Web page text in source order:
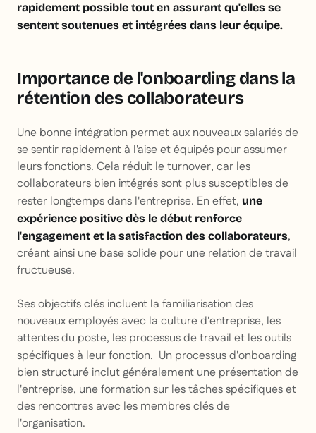
rapidement possible tout en assurant qu'elles se
sentent soutenues et intégrées dans leur équipe.
Importance de l'onboarding dans la
rétention des collaborateurs
Une bonne intégration permet aux nouveaux salariés de
se sentir rapidement à l'aise et équipés pour assumer
leurs fonctions. Cela réduit le turnover, car les
collaborateurs bien intégrés sont plus susceptibles de
rester longtemps dans l'entreprise. En effet, une
expérience positive dès le début renforce
l'engagement et la satisfaction des collaborateurs,
créant ainsi une base solide pour une relation de travail
fructueuse.
Ses objectifs clés incluent la familiarisation des
nouveaux employés avec la culture d'entreprise, les
attentes du poste, les processus de travail et les outils
spécifiques à leur fonction. Un processus d'onboarding
bien structuré inclut généralement une présentation de
l'entreprise, une formation sur les tâches spécifiques et
des rencontres avec les membres clés de
l'organisation.